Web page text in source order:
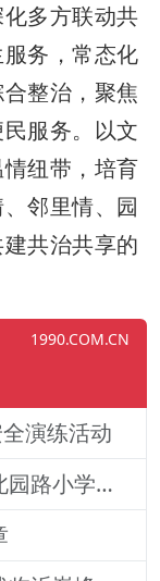
多方联动共
务，常态化
整治，聚焦
服务。以文
纽带，培育
邻里情、园
共治共享的
1990.COM.CN
演练活动
活力满校园，健康伴成长——北园路小学一二年级体质训练纪实